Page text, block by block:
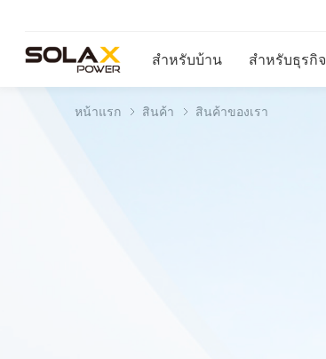
สำหรับบ้าน สำหรับธุรกิจ
หน้าแรก สินค้า สินค้าของเรา